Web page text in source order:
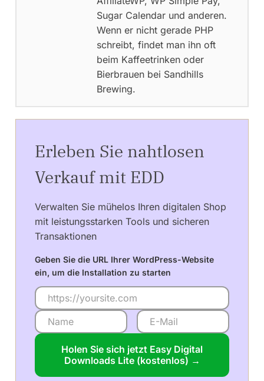
Sugar Calendar und anderen.
Wenn er nicht gerade PHP
schreibt, findet man ihn oft
beim Kaffeetrinken oder
Bierbrauen bei Sandhills
Brewing.
Erleben Sie nahtlosen
Verkauf mit EDD
Verwalten Sie mühelos Ihren digitalen Shop
mit leistungsstarken Tools und sicheren
Transaktionen
Geben Sie die URL Ihrer WordPress-Website
ein, um die Installation zu starten
Holen Sie sich jetzt Easy Digital
Downloads Lite (kostenlos) →